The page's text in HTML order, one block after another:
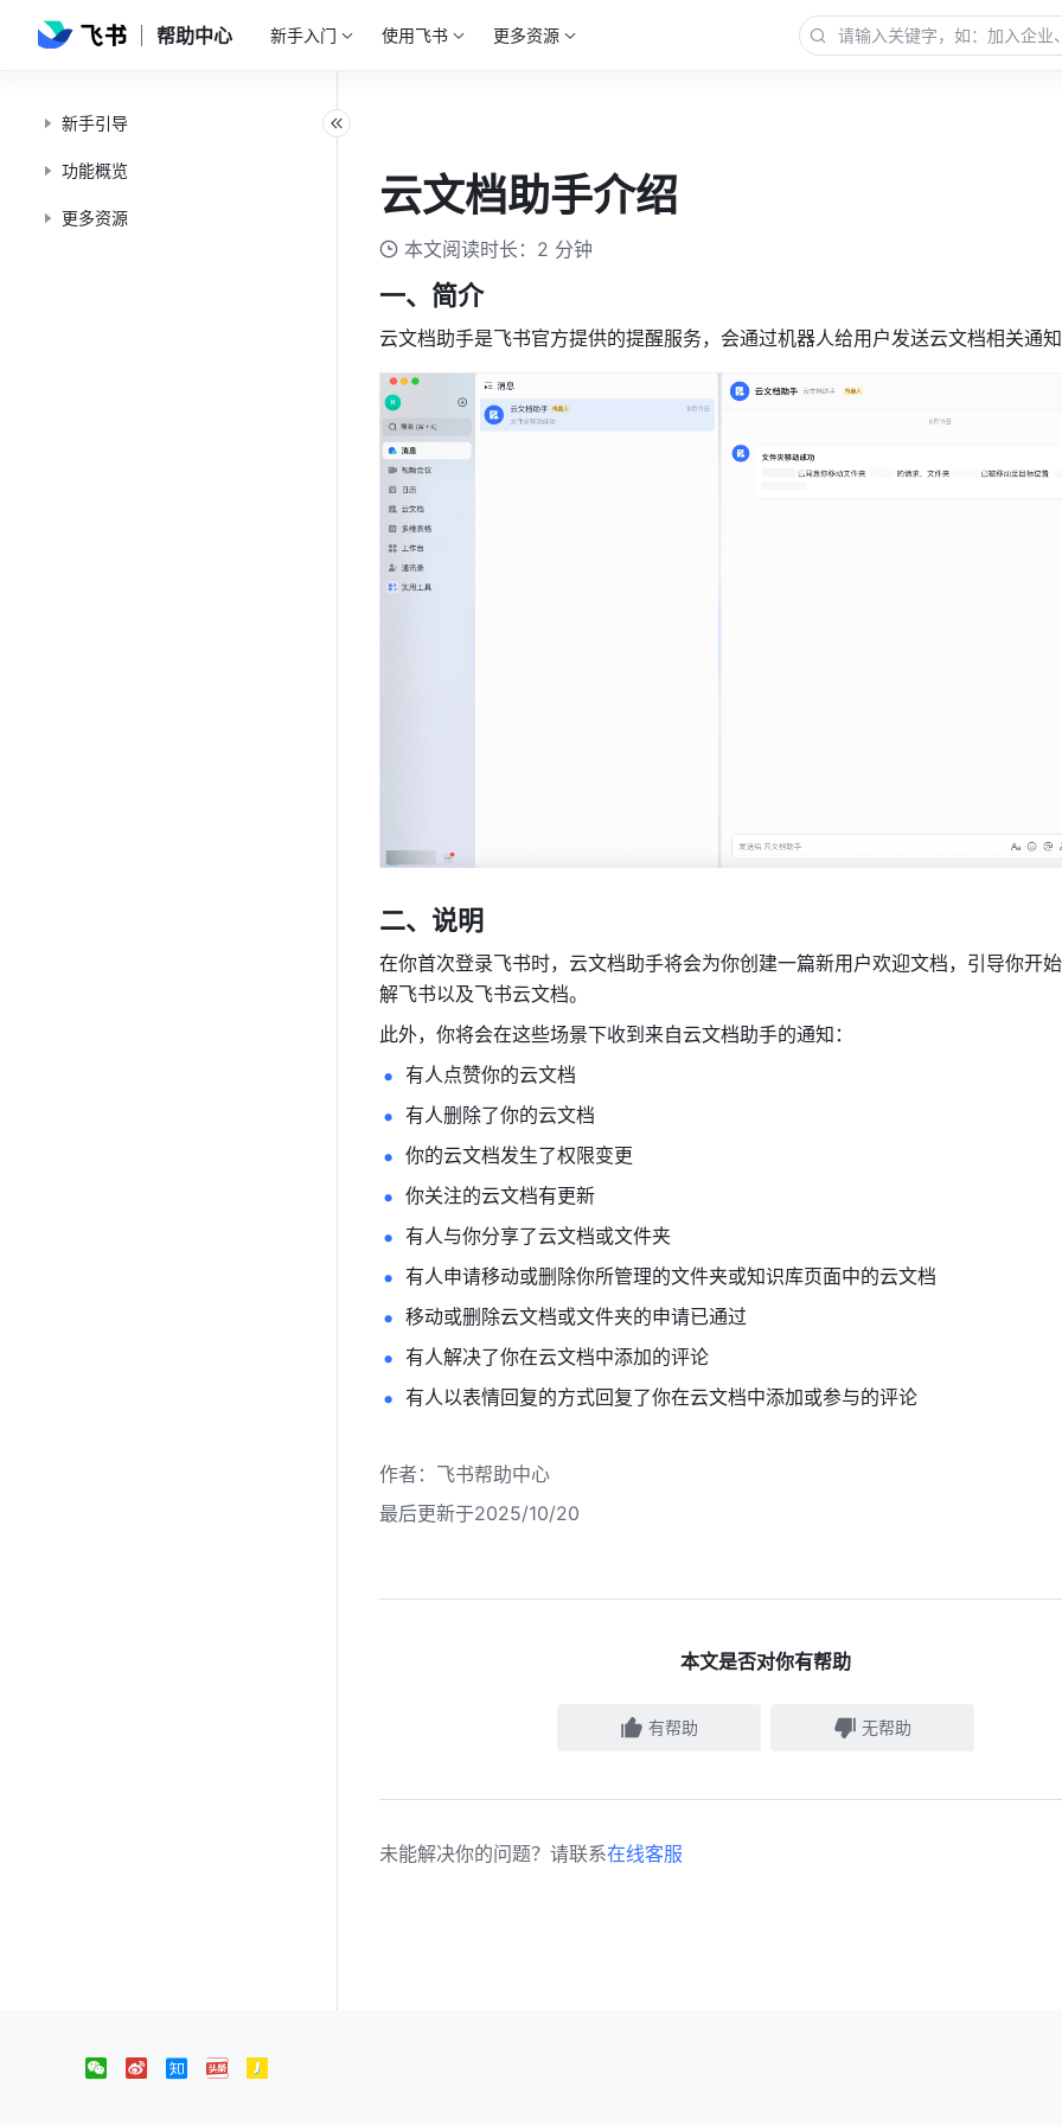
帮助中心 新手入门 使用飞书 更多资源
新手引导
功能概览
更多资源 云文档助手介绍
本文阅读时长：2 分钟
一、简介
云文档助手是飞书官方提供的提醒服务，会通过机器人给用户发送云文档相关通
二、说明
在你首次登录飞书时，云文档助手将会为你创建一篇新用户欢迎文档，引导你开
解飞书以及飞书云文档。
此外，你将会在这些场景下收到来自云文档助手的通知：
有人点赞你的云文档
有人删除了你的云文档
你的云文档发生了权限变更
你关注的云文档有更新
有人与你分享了云文档或文件夹
有人申请移动或删除你所管理的文件夹或知识库页面中的云文档
移动或删除云文档或文件夹的申请已通过
有人解决了你在云文档中添加的评论
有人以表情回复的方式回复了你在云文档中添加或参与的评论
作者 ： 飞书帮助中心
最后更新于2025/10/20
本文是否对你有帮助
有帮助 无帮助
未能解决你的问题？请联系在线客服